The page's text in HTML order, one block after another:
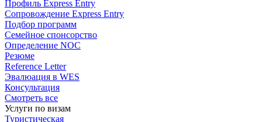
Профиль Express Entry
Сопровождение Express Entry
Подбор программ
Семейное спонсорство
Определение NOC
Резюме
Reference Letter
Эвалюация в WES
Консультация
Смотреть все
Услуги по визам
Туристическая